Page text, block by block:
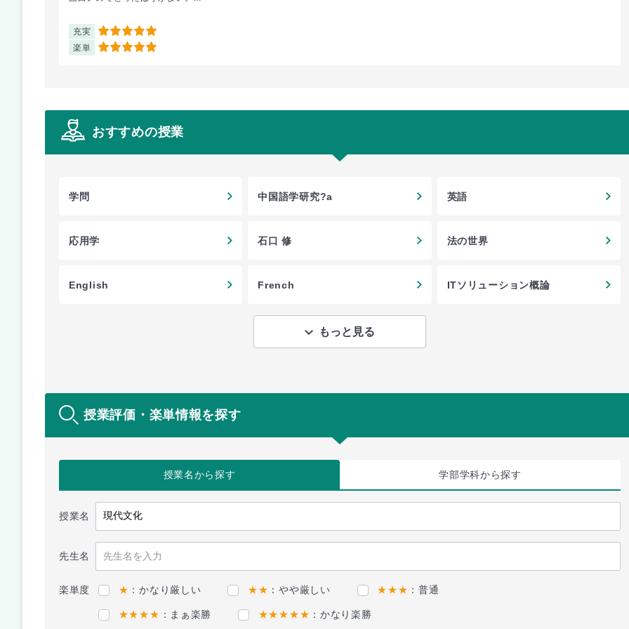
充実 5
楽単 5
おすすめの授業
学問 中国語学研究?a 英語
応用学 石口 修 法の世界
English French ITソリューション概論
もっと見る
授業評価・楽単情報を探す
授業名から探す 学部学科から探す
授業名
先生名
楽単度 ★ ：かなり厳しい ★★ ：やや厳しい ★★★ ：普通
★★★★ ：まぁ楽勝 ★★★★★ ：かなり楽勝